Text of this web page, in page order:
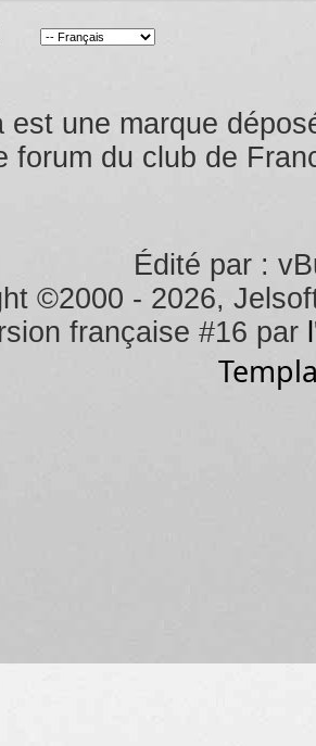
est une marque
forum du club de
Édité par :
©2000 - 2026,
française #16 par